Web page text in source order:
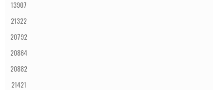
13907
21322
20792
20864
20882
21421